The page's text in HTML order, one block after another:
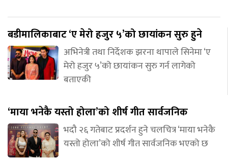
बडीमालिकाबाट ‘ए मेरो हजुर ५’को छायांकन सुरु हुने
अभिनेत्री तथा निर्देशक झरना थापाले सिनेमा ‘ए
मेरो हजुर ५’को छायांकन सुरु गर्न लागेको
बताएकी
‘माया भनेकै यस्तो होला’को शीर्ष गीत सार्वजनिक
भदौ २६ गतेबाट प्रदर्शन हुने चलचित्र ‘माया भनेकै
यस्तो होला’को शीर्ष गीत सार्वजनिक भएको छ